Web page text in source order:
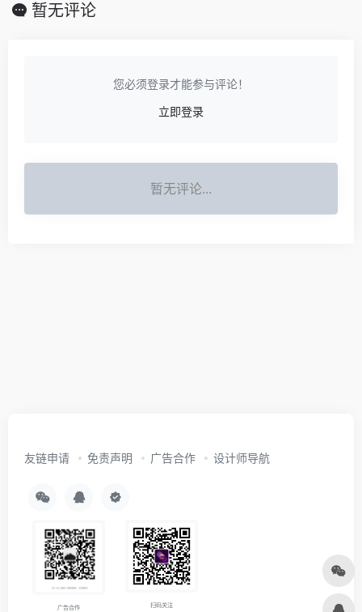
暂无评论
您必须登录才能参与评论！
立即登录
暂无评论...
友链申请 免责声明 广告合作 设计师导航
广告合作 扫码关注